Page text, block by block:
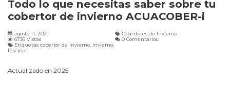
Todo lo que necesitas saber sobre tu
cobertor de invierno ACUACOBER-i
agosto 11, 2021
Cobertores de Invierno
6736 Vistas
0 Comentarios
Etiquetas cobertor de invierno, Invierno,
Piscina
Actualizado en 2025